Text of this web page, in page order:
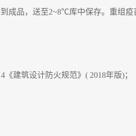
成品，送至2~8℃库中保存。重组
《建筑设计防火规范》 ( 2018年版)；